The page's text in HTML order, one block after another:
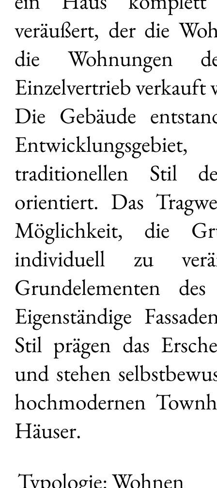
veräußert, der die
die Wohnungen
Einzelvertrieb verkauft
Die Gebäude
traditionellen Stil
orientiert. Das
Möglichkeit, die
individuell zu
Grundelementen
Eigenständige
Stil prägen das
und stehen
hochmodernen
Häuser.
Typologie: Wohnen